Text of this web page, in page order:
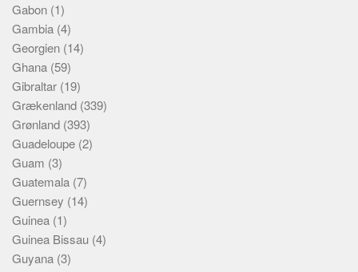
Gabon (1)
Gambia (4)
Georgien (14)
Ghana (59)
Gibraltar (19)
Grækenland (339)
Grønland (393)
Guadeloupe (2)
Guam (3)
Guatemala (7)
Guernsey (14)
Guinea (1)
Guinea Bissau (4)
Guyana (3)